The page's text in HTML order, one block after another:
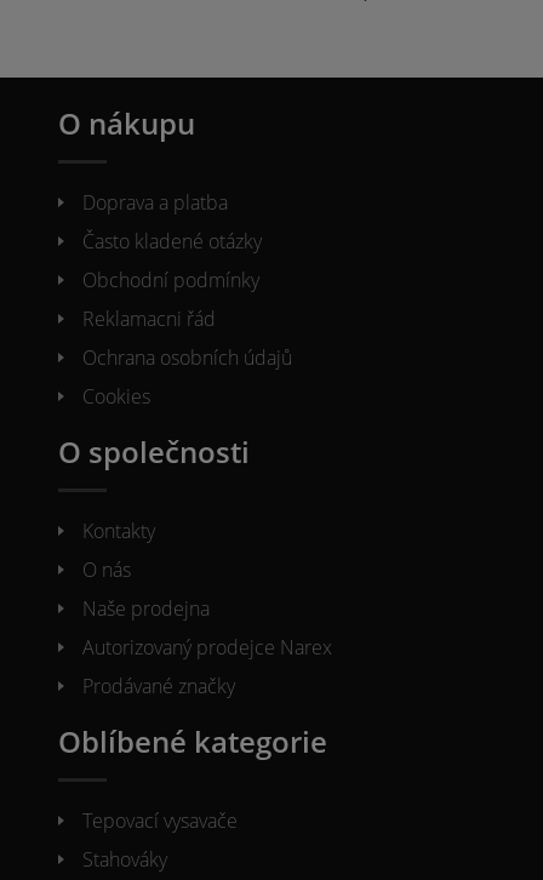
O nákupu
Doprava a platba
Často kladené otázky
Obchodní podmínky
Reklamacni řád
Ochrana osobních údajů
Cookies
O společnosti
Kontakty
O nás
Naše prodejna
Autorizovaný prodejce Narex
Prodávané značky
Oblíbené kategorie
Tepovací vysavače
Stahováky